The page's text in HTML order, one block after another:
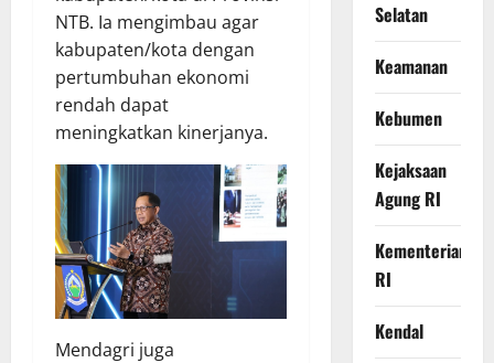
NTB. Ia mengimbau agar
kabupaten/kota dengan
pertumbuhan ekonomi
rendah dapat
meningkatkan kinerjanya.
Mendagri juga
Selatan
Keamanan
Kebumen
Kejaksaan
Agung RI
Kementerian
RI
Kendal